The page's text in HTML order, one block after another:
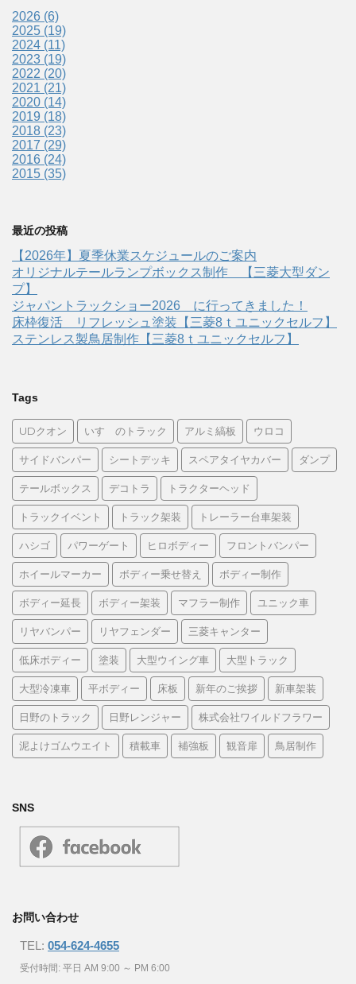
2026 (6)
2025 (19)
2024 (11)
2023 (19)
2022 (20)
2021 (21)
2020 (14)
2019 (18)
2018 (23)
2017 (29)
2016 (24)
2015 (35)
最近の投稿
【2026年】夏季休業スケジュールのご案内
オリジナルテールランプボックス制作 【三菱大型ダン
プ】
ジャパントラックショー2026 に行ってきました！
床枠復活 リフレッシュ塗装【三菱8ｔユニックセルフ】
ステンレス製鳥居制作【三菱8ｔユニックセルフ】
Tags
UDクオン いすゞのトラック アルミ縞板 ウロコ
サイドバンパー シートデッキ スペアタイヤカバー ダンプ
テールボックス デコトラ トラクターヘッド
トラックイベント トラック架装 トレーラー台車架装
ハシゴ パワーゲート ヒロボディー フロントバンパー
ホイールマーカー ボディー乗せ替え ボディー制作
ボディー延長 ボディー架装 マフラー制作 ユニック車
リヤバンパー リヤフェンダー 三菱キャンター
低床ボディー 塗装 大型ウイング車 大型トラック
大型冷凍車 平ボディー 床板 新年のご挨拶 新車架装
日野のトラック 日野レンジャー 株式会社ワイルドフラワー
泥よけゴムウエイト 積載車 補強板 観音扉 鳥居制作
SNS
お問い合わせ
TEL: 054-624-4655
受付時間: 平日 AM 9:00 ～ PM 6:00